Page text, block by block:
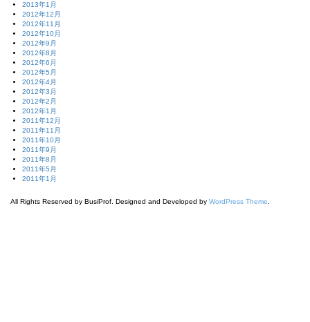
2013年1月
2012年12月
2012年11月
2012年10月
2012年9月
2012年8月
2012年6月
2012年5月
2012年4月
2012年3月
2012年2月
2012年1月
2011年12月
2011年11月
2011年10月
2011年9月
2011年8月
2011年5月
2011年1月
All Rights Reserved by BusiProf. Designed and Developed by WordPress Theme